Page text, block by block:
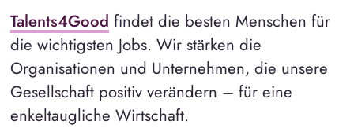
Talents4Good findet die besten Menschen für
die wichtigsten Jobs. Wir stärken die
Organisationen und Unternehmen, die unsere
Gesellschaft positiv verändern – für eine
enkeltaugliche Wirtschaft.